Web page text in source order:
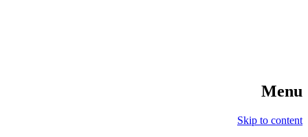
Menu
Skip to content